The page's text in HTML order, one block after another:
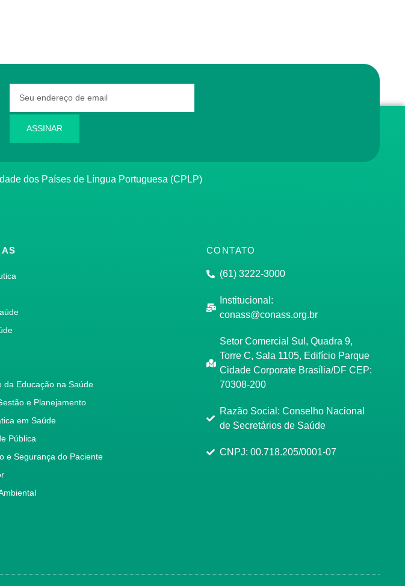
ASSINAR
dos Países de Língua Portuguesa (CPLP)
da Educação na Saúde
e Planejamento
em Saúde
Pública
e Segurança do Paciente
CONTATO
(61) 3222-3000
Institucional:
conass@conass.org.br
Setor Comercial Sul, Quadra 9,
Torre C, Sala 1105, Edifício Parque
Cidade Corporate Brasília/DF CEP:
70308-200
Razão Social: Conselho Nacional
de Secretários de Saúde
CNPJ: 00.718.205/0001-07